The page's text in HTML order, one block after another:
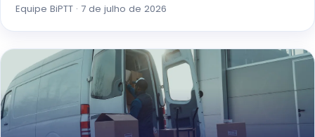
Equipe BiPTT · 7 de julho de 2026